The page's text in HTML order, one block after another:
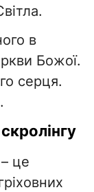
в
Божої.
серця.
це